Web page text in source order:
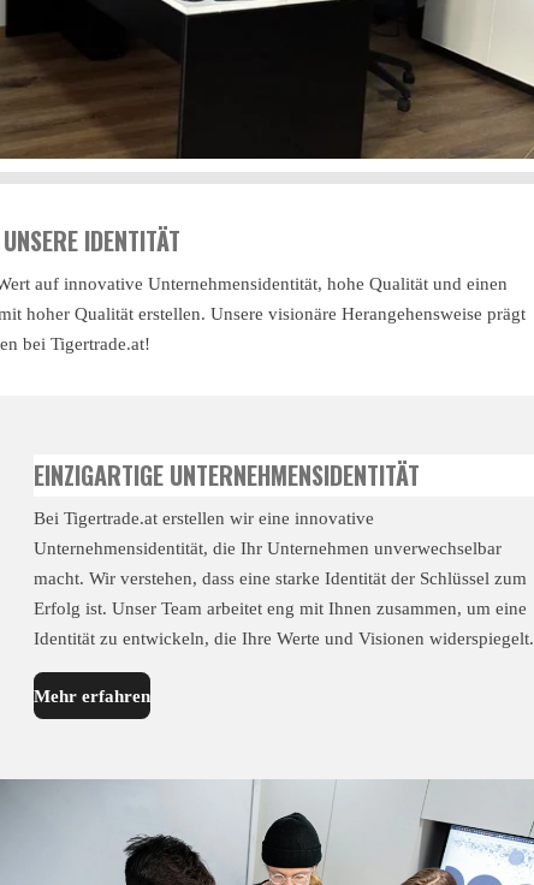
IDENTITÄT
auf innovative Unternehmensidentität, hohe Qualität und einen
hoher Qualität erstellen. Unsere visionäre Herangehensweise prägt
bei Tigertrade.at!
EINZIGARTIGE UNTERNEHMENSIDENTITÄT
Bei Tigertrade.at erstellen wir eine innovative
Unternehmensidentität, die Ihr Unternehmen unverwechselbar
macht. Wir verstehen, dass eine starke Identität der Schlüssel zum
Erfolg ist. Unser Team arbeitet eng mit Ihnen zusammen, um eine
Identität zu entwickeln, die Ihre Werte und Visionen widerspiegelt.
Mehr erfahren